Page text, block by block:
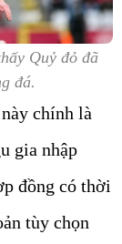
Quỷ đỏ đã
đá.
chính là
gia nhập
đồng có thời
tùy chọn